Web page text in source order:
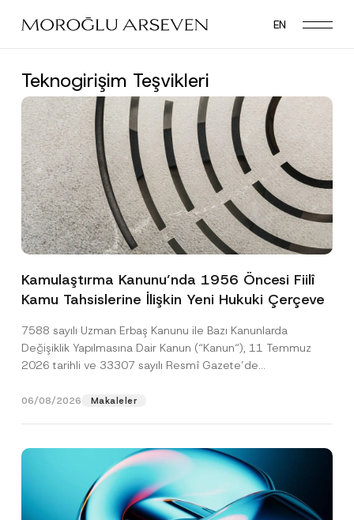
main
EN
Teknogirişim Teşvikleri
Kamulaştırma Kanunu’nda 1956 Öncesi Fiilî
Kamu Tahsislerine İlişkin Yeni Hukuki Çerçeve
7588 sayılı Uzman Erbaş Kanunu ile Bazı Kanunlarda
Değişiklik Yapılmasına Dair Kanun (“Kanun“), 11 Temmuz
2026 tarihli ve 33307 sayılı Resmî Gazete’de
06/08/2026 Makaleler